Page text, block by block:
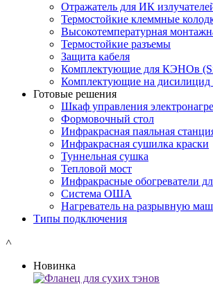
Отражатель для ИК
Термостойкие клеммные
Высокотемпературная
Термостойкие разъемы
Защита кабеля
Комплектующие для КЭНОв
Комплектующие на дисилицид
Готовые решения
Шкаф управления
Формовочный стол
Инфракрасная паяльная
Инфракрасная сушилка краски
Туннельная сушка
Тепловой мост
Инфракрасные обогреватели
Система ОША
Нагреватель на разрывную
Типы подключения
˄
Новинка